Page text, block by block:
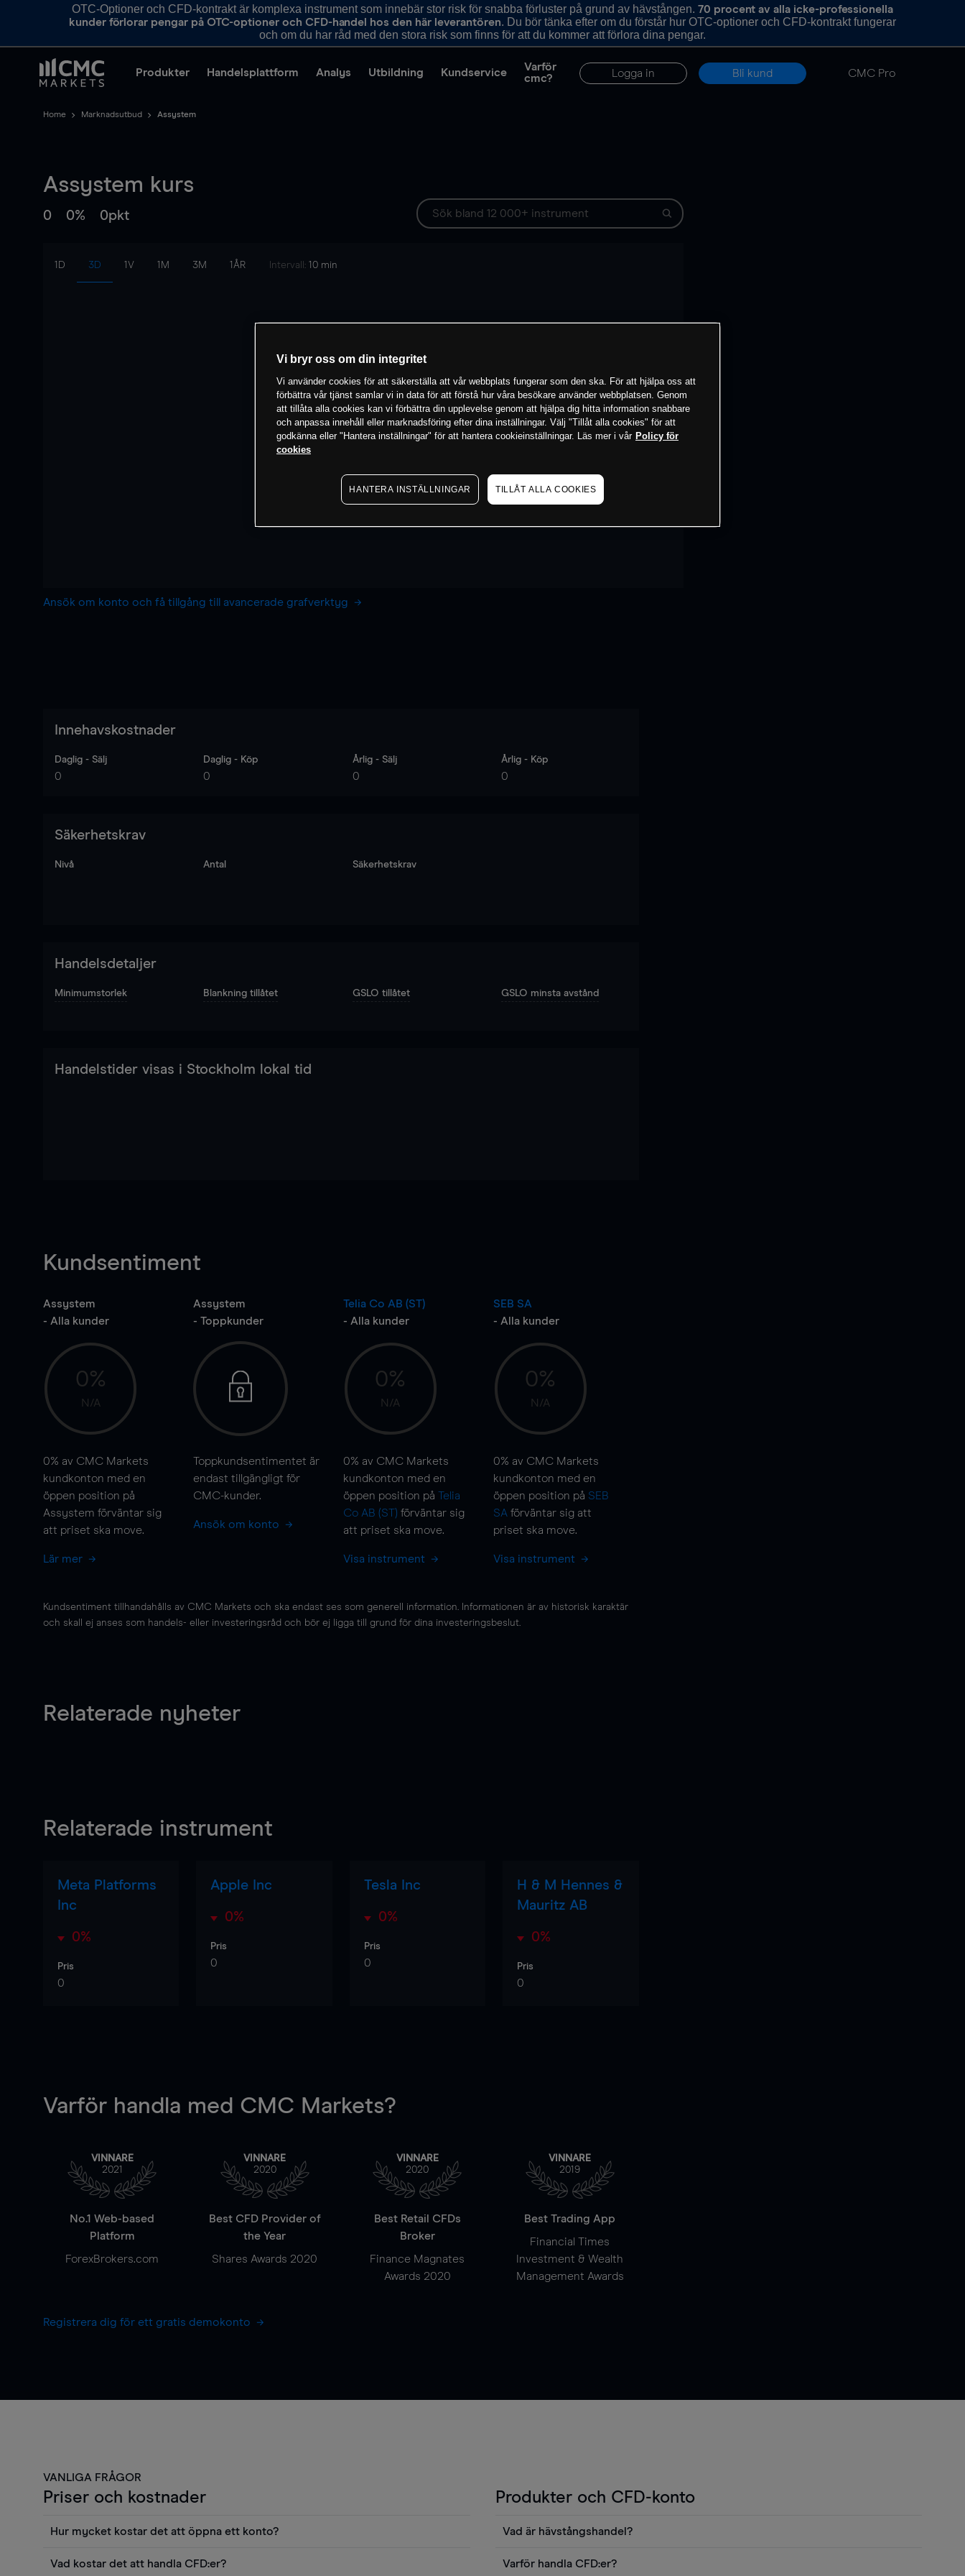
OTC-Optioner och CFD-kontrakt är komplexa instrument som innebär stor risk för snabba förluster på grund av hävstången. 70 procent av alla icke-professionella
kunder förlorar pengar på OTC-optioner och CFD-handel hos den här leverantören. Du bör tänka efter om du förstår hur OTC-optioner och CFD-kontrakt fungerar
och om du har råd med den stora risk som finns för att du kommer att förlora dina pengar.
Produkter Handelsplattform Analys Utbildning Kundservice
Varför
cmc?
Logga in Bli kund CMC Pro
Home Marknadsutbud Assystem
Assystem kurs
0 0% 0pkt
1D 3D 1V 1M 3M 1ÅR Intervall: 10 min
Ansök om konto och få tillgång till avancerade grafverktyg
Innehavskostnader
Daglig - Sälj
0
Daglig - Köp
0
Årlig - Sälj
0
Årlig - Köp
0
Säkerhetskrav
Nivå Antal Säkerhetskrav
Handelsdetaljer
Minimumstorlek Blankning tillåtet GSLO tillåtet GSLO minsta avstånd
Handelstider visas i Stockholm lokal tid
Kundsentiment
Assystem
- Alla kunder
0%
N/A
0% av CMC Markets
kundkonton med en
öppen position på
Assystem förväntar sig
att priset ska move.
Lär mer
Assystem
- Toppkunder
Toppkundsentimentet är
endast tillgängligt för
CMC-kunder.
Ansök om konto
Telia Co AB (ST)
- Alla kunder
0%
N/A
0% av CMC Markets
kundkonton med en
öppen position på Telia
Co AB (ST) förväntar sig
att priset ska move.
Visa instrument
SEB SA
- Alla kunder
0%
N/A
0% av CMC Markets
kundkonton med en
öppen position på SEB
SA förväntar sig att
priset ska move.
Visa instrument
Kundsentiment tillhandahålls av CMC Markets och ska endast ses som generell information. Informationen är av historisk karaktär
och skall ej anses som handels- eller investeringsråd och bör ej ligga till grund för dina investeringsbeslut.
Relaterade nyheter
Relaterade instrument
Meta Platforms
Inc
0%
Pris
0
Apple Inc
0%
Pris
0
Tesla Inc
0%
Pris
0
H & M Hennes &
Mauritz AB
0%
Pris
0
Varför handla med CMC Markets?
VINNARE
2021
No.1 Web-based
Platform
ForexBrokers.com
VINNARE
2020
Best CFD Provider of
the Year
Shares Awards 2020
VINNARE
2020
Best Retail CFDs
Broker
Finance Magnates
Awards 2020
VINNARE
2019
Best Trading App
Financial Times
Investment & Wealth
Management Awards
Registrera dig för ett gratis demokonto
VANLIGA FRÅGOR
Priser och kostnader
Hur mycket kostar det att öppna ett konto?
Vad kostar det att handla CFD:er?
Produkter och CFD-konto
Vad är hävstångshandel?
Varför handla CFD:er?
Vi bryr oss om din integritet
Vi använder cookies för att säkerställa att vår webbplats fungerar som den ska. För att hjälpa oss att
förbättra vår tjänst samlar vi in data för att förstå hur våra besökare använder webbplatsen. Genom
att tillåta alla cookies kan vi förbättra din upplevelse genom att hjälpa dig hitta information snabbare
och anpassa innehåll eller marknadsföring efter dina inställningar. Välj "Tillåt alla cookies" för att
godkänna eller "Hantera inställningar" för att hantera cookieinställningar. Läs mer i vår Policy för
cookies
HANTERA INSTÄLLNINGAR TILLÅT ALLA COOKIES